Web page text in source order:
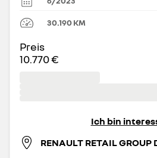
30.190KM
Preis
10.770 €
Ich bin